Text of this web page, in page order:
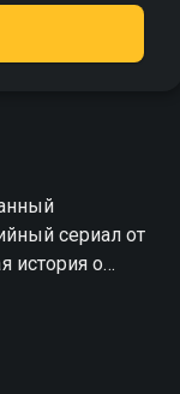
сериал от
история о
о внезапно
и
Смотрите